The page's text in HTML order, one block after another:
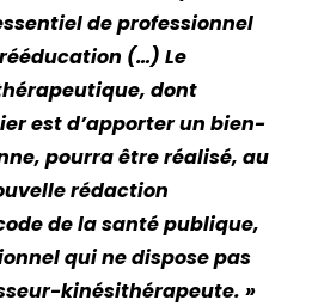
de professionnel
(…) Le
dont
est d’apporter un bien-
pourra être réalisé, au
rédaction
de la santé publique,
qui ne dispose pas
kinésithérapeute. »